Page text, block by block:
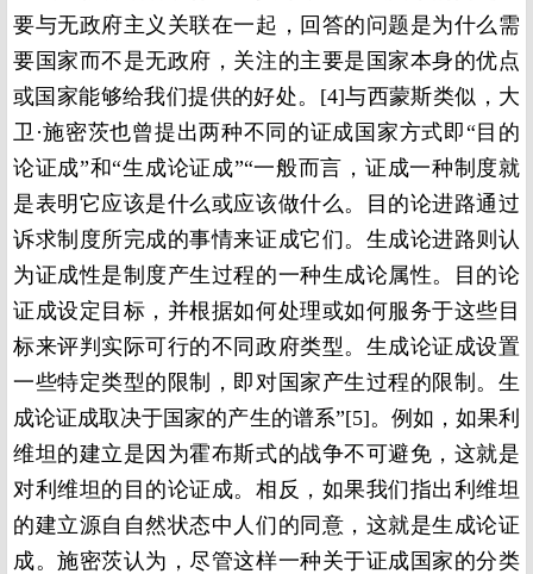
要与无政府主义关联在一起，回答的问题是为什么需
要国家而不是无政府，关注的主要是国家本身的优点
或国家能够给我们提供的好处。[4]与西蒙斯类似，大
卫·施密茨也曾提出两种不同的证成国家方式即“目的
论证成”和“生成论证成”“一般而言，证成一种制度就
是表明它应该是什么或应该做什么。目的论进路通过
诉求制度所完成的事情来证成它们。生成论进路则认
为证成性是制度产生过程的一种生成论属性。目的论
证成设定目标，并根据如何处理或如何服务于这些目
标来评判实际可行的不同政府类型。生成论证成设置
一些特定类型的限制，即对国家产生过程的限制。生
成论证成取决于国家的产生的谱系”[5]。例如，如果利
维坦的建立是因为霍布斯式的战争不可避免，这就是
对利维坦的目的论证成。相反，如果我们指出利维坦
的建立源自自然状态中人们的同意，这就是生成论证
成。施密茨认为，尽管这样一种关于证成国家的分类